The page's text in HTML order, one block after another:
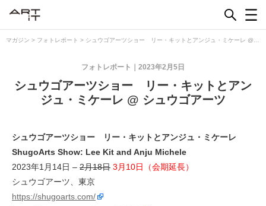
マガジン > フォトレポート > シュウゴアーツショー リー・キットとアンジュ・ミケーレ @
2023年2月5日
フォトレポート
シュウゴアーツショー リー・キットとアン
ジュ・ミケーレ @ シュウゴアーツ
シュウゴアーツショー リー・キットとアンジュ・ミケーレ
ShugoArts Show: Lee Kit and Anju Michele
2023年1月14日 – 2月18日 3月10日（会期延長）
シュウゴアーツ、東京
https://shugoarts.com/